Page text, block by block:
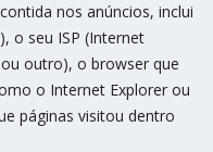
nos anúncios, inclui
o seu ISP (Internet
outro), o browser que
o Internet Explorer ou
páginas visitou dentro